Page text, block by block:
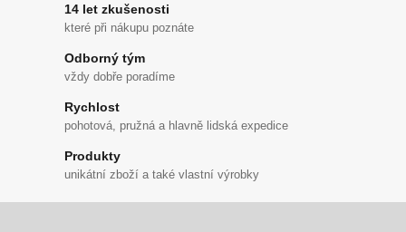
14 let zkušenosti
které při nákupu poznáte
Odborný tým
vždy dobře poradíme
Rychlost
pohotová, pružná a hlavně lidská expedice
Produkty
unikátní zboží a také vlastní výrobky